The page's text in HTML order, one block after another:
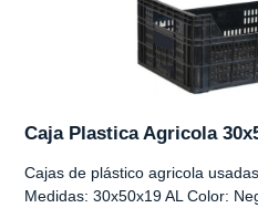
Caja Plastica Agricola
Cajas de plástico agricola
Medidas: 30x50x19 AL Color: